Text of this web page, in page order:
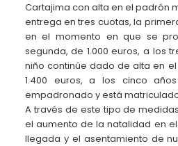
Cartajima con alta en el padrón
entrega en tres cuotas, la
en el momento en que se
segunda, de 1.000 euros, a los
niño continúe dado de alta en
1.400 euros, a los cinco
empadronado y está
A través de este tipo de
el aumento de la natalidad en
llegada y el asentamiento de